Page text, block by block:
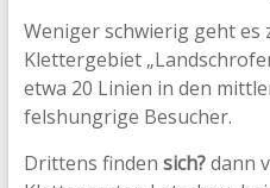
Weniger schwierig geht es
Klettergebiet
etwa 20 Linien in den
felshungrige Besucher.
Drittens finden sich?dann